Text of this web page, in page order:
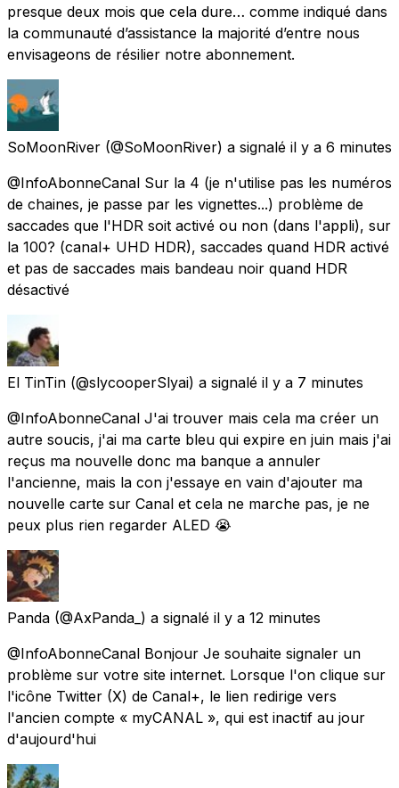
presque deux mois que cela dure… comme indiqué dans
la communauté d’assistance la majorité d’entre nous
envisageons de résilier notre abonnement.
SoMoonRiver (@SoMoonRiver) a signalé il y a 6 minutes
@InfoAbonneCanal Sur la 4 (je n'utilise pas les numéros
de chaines, je passe par les vignettes...) problème de
saccades que l'HDR soit activé ou non (dans l'appli), sur
la 100? (canal+ UHD HDR), saccades quand HDR activé
et pas de saccades mais bandeau noir quand HDR
désactivé
El TinTin (@slycooperSlyai) a signalé il y a 7 minutes
@InfoAbonneCanal J'ai trouver mais cela ma créer un
autre soucis, j'ai ma carte bleu qui expire en juin mais j'ai
reçus ma nouvelle donc ma banque a annuler
l'ancienne, mais la con j'essaye en vain d'ajouter ma
nouvelle carte sur Canal et cela ne marche pas, je ne
peux plus rien regarder ALED 😭
Panda (@AxPanda_) a signalé il y a 12 minutes
@InfoAbonneCanal Bonjour Je souhaite signaler un
problème sur votre site internet. Lorsque l'on clique sur
l'icône Twitter (X) de Canal+, le lien redirige vers
l'ancien compte « myCANAL », qui est inactif au jour
d'aujourd'hui